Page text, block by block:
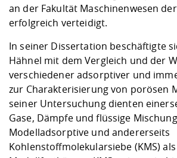
Qualitätssicherung
an der Fakultät Maschinenwesen
erfolgreich verteidigt.
In seiner Dissertation beschäftigte
Hähnel mit dem Vergleich und der
verschiedener adsorptiver und
zur Charakterisierung von porösen
seiner Untersuchung dienten
Gase, Dämpfe und flüssige
Modelladsorptive und andererseits
Kohlenstoffmolekularsiebe (KMS) als